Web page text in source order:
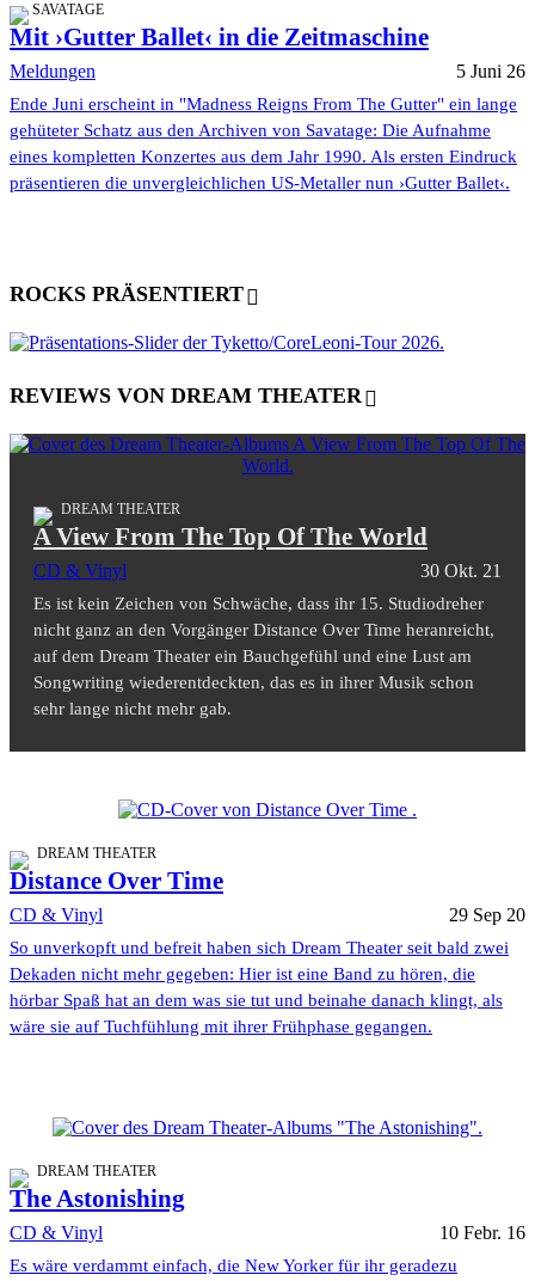
SAVATAGE
Mit ›Gutter Ballet‹ in die Zeitmaschine
Meldungen 5 Juni 26
Ende Juni erscheint in "Madness Reigns From The Gutter" ein lange
gehüteter Schatz aus den Archiven von Savatage: Die Aufnahme
eines kompletten Konzertes aus dem Jahr 1990. Als ersten Eindruck
präsentieren die unvergleichlichen US-Metaller nun ›Gutter Ballet‹.
ROCKS PRÄSENTIERT
REVIEWS VON DREAM THEATER
DREAM THEATER
A View From The Top Of The World
CD & Vinyl 30 Okt. 21
Es ist kein Zeichen von Schwäche, dass ihr 15. Studiodreher
nicht ganz an den Vorgänger Distance Over Time heranreicht,
auf dem Dream Theater ein Bauchgefühl und eine Lust am
Songwriting wiederentdeckten, das es in ihrer Musik schon
sehr lange nicht mehr gab.
DREAM THEATER
Distance Over Time
CD & Vinyl 29 Sep 20
So unverkopft und befreit haben sich Dream Theater seit bald zwei
Dekaden nicht mehr gegeben: Hier ist eine Band zu hören, die
hörbar Spaß hat an dem was sie tut und beinahe danach klingt, als
wäre sie auf Tuchfühlung mit ihrer Frühphase gegangen.
DREAM THEATER
The Astonishing
CD & Vinyl 10 Febr. 16
Es wäre verdammt einfach, die New Yorker für ihr geradezu